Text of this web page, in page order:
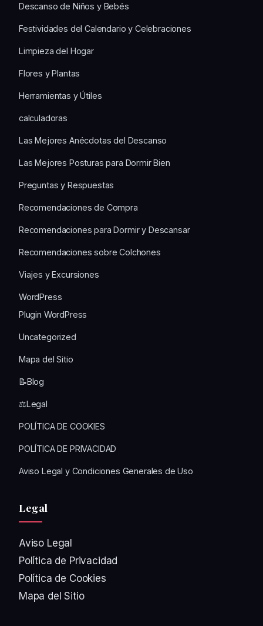
Descanso de Niños y Bebés
Festividades del Calendario y Celebraciones
Limpieza del Hogar
Flores y Plantas
Herramientas y Útiles
calculadoras
Las Mejores Anécdotas del Descanso
Las Mejores Posturas para Dormir Bien
Preguntas y Respuestas
Recomendaciones de Compra
Recomendaciones para Dormir y Descansar
Recomendaciones sobre Colchones
Viajes y Excursiones
WordPress
Plugin WordPress
Uncategorized
Mapa del Sitio
📝Blog
⚖️Legal
POLÍTICA DE COOKIES
POLÍTICA DE PRIVACIDAD
Aviso Legal y Condiciones Generales de Uso
Legal
Aviso Legal
Política de Privacidad
Política de Cookies
Mapa del Sitio